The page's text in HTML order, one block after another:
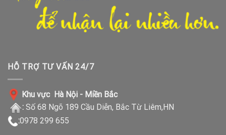
HỖ TRỢ TƯ VẤN 24/7
Khu vực Hà Nội - Miền Bắc
: Số 68 Ngõ 189 Cầu Diễn, Bắc Từ Liêm,HN
:0978 299 655